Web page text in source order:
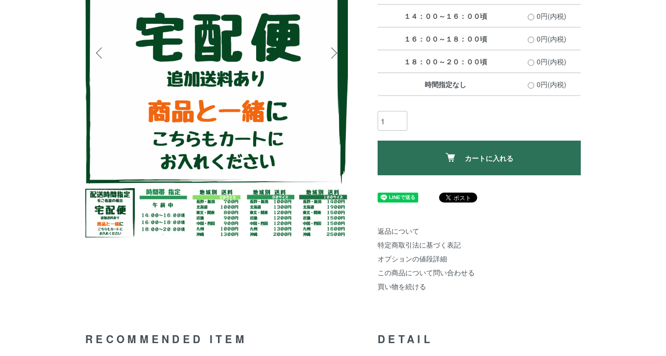
１４：００～１６：００頃 0円(内税)
１６：００～１８：００頃 0円(内税)
１８：００～２０：００頃 0円(内税)
時間指定なし 0円(内税)
カートに入れる
返品について
特定商取引法に基づく表記
オプションの値段詳細
この商品について問い合わせる
買い物を続ける
DETAIL
RECOMMENDED ITEM